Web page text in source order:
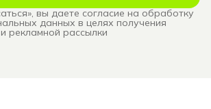
вы даете согласие на обработку
данных в целях получения
рекламной рассылки